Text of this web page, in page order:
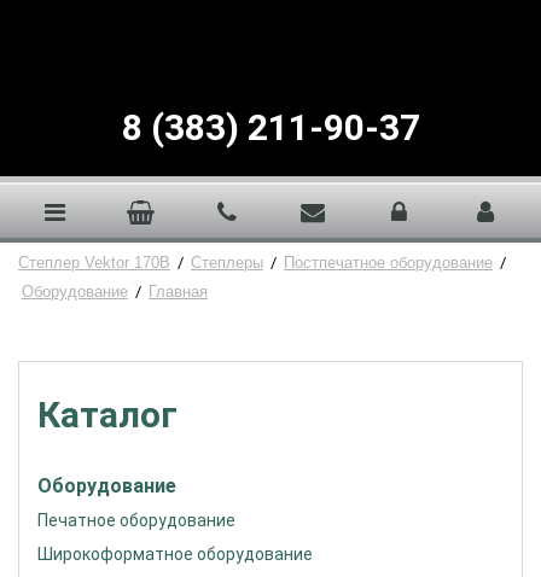
8 (383) 211-90-37
Степлер Vektor 170B / Степлеры / Постпечатное оборудование /
Оборудование / Главная
Каталог
Оборудование
Печатное оборудование
Широкоформатное оборудование